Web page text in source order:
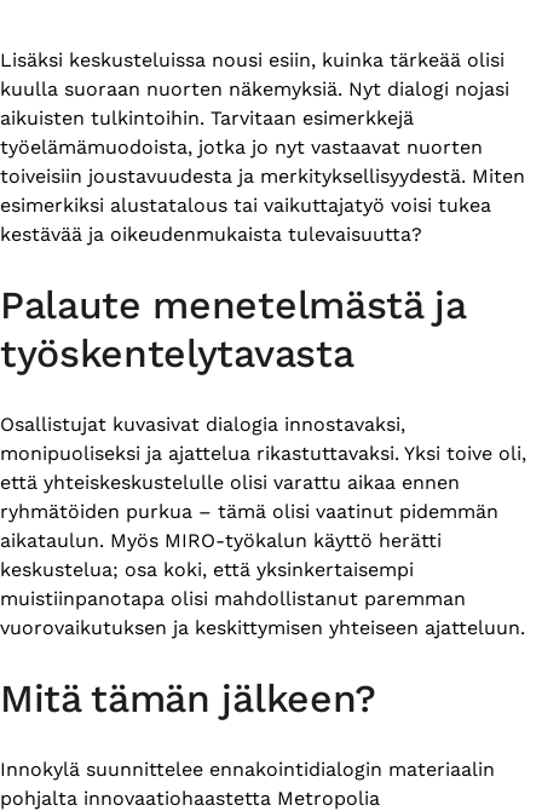
Lisäksi keskusteluissa nousi esiin, kuinka tärkeää olisi
kuulla suoraan nuorten näkemyksiä. Nyt dialogi nojasi
aikuisten tulkintoihin. Tarvitaan esimerkkejä
työelämämuodoista, jotka jo nyt vastaavat nuorten
toiveisiin joustavuudesta ja merkityksellisyydestä. Miten
esimerkiksi alustatalous tai vaikuttajatyö voisi tukea
kestävää ja oikeudenmukaista tulevaisuutta?
Palaute menetelmästä ja
työskentelytavasta
Osallistujat kuvasivat dialogia innostavaksi,
monipuoliseksi ja ajattelua rikastuttavaksi. Yksi toive oli,
että yhteiskeskustelulle olisi varattu aikaa ennen
ryhmätöiden purkua – tämä olisi vaatinut pidemmän
aikataulun. Myös MIRO-työkalun käyttö herätti
keskustelua; osa koki, että yksinkertaisempi
muistiinpanotapa olisi mahdollistanut paremman
vuorovaikutuksen ja keskittymisen yhteiseen ajatteluun.
Mitä tämän jälkeen?
Innokylä suunnittelee ennakointidialogin materiaalin
pohjalta innovaatiohaastetta Metropolia